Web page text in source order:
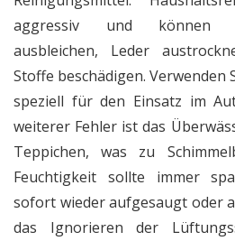
aggressiv und können
ausbleichen, Leder
Stoffe beschädigen. Verwenden
speziell für den Einsatz im
weiterer Fehler ist das
Teppichen, was zu
Feuchtigkeit sollte immer
sofort wieder aufgesaugt oder
das Ignorieren der